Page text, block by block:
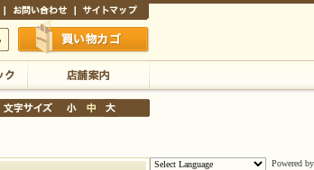
買い物かご
Powered by